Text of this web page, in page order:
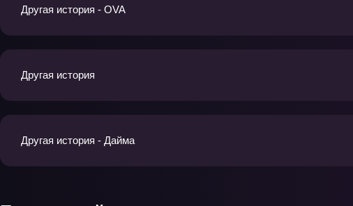
Другая история - OVA
Другая история
Другая история - Дайма